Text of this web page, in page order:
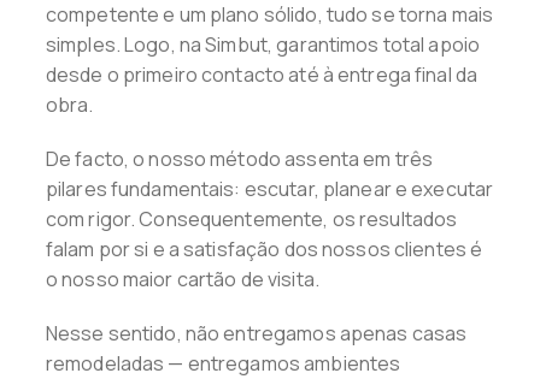
competente e um plano sólido, tudo se torna mais
simples. Logo, na Simbut, garantimos total apoio
desde o primeiro contacto até à entrega final da
obra.
De facto, o nosso método assenta em três
pilares fundamentais: escutar, planear e executar
com rigor. Consequentemente, os resultados
falam por si e a satisfação dos nossos clientes é
o nosso maior cartão de visita.
Nesse sentido, não entregamos apenas casas
remodeladas — entregamos ambientes